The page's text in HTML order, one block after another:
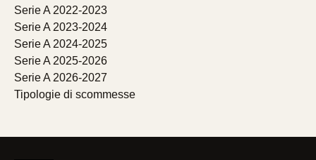
Serie A 2022-2023
Serie A 2023-2024
Serie A 2024-2025
Serie A 2025-2026
Serie A 2026-2027
Tipologie di scommesse